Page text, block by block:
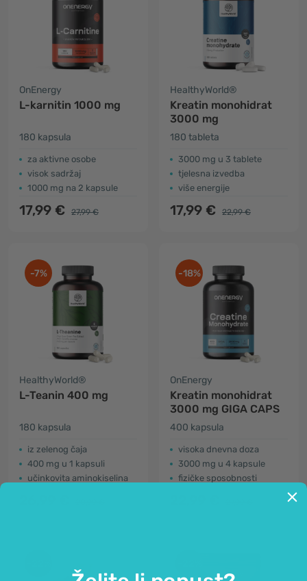
OnEnergy
L-karnitin 1000 mg
180 kapsula
za aktivne osobe
visok sadržaj
1000 mg na 2 kapsule
17,99 € 27,99 €
HealthyWorld®
Kreatin monohidrat
3000 mg
180 tableta
3000 mg u 3 tablete
tjelesna izvedba
više energije
17,99 € 22,99 €
-7%
HealthyWorld®
L-Teanin 400 mg
180 kapsula
iz zelenog čaja
400 mg u 1 kapsuli
učinkovita aminokiselina
-18%
OnEnergy
Kreatin monohidrat
3000 mg GIGA CAPS
400 kapsula
visoka dnevna doza
3000 mg u 4 kapsule
fizičke sposobnosti